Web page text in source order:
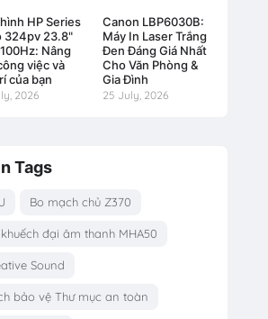
HP Series
324pv 23.8"
Nâng
việc và
của bạn
2026
Canon LBP6030B:
Máy In Laser Trắng
Đen Đáng Giá Nhất
Cho Văn Phòng &
Gia Đình
25 July, 2026
Tags
Bo mạch chủ Z370
đại âm thanh MHA50
Sound
bảo vệ Thư mục an toàn